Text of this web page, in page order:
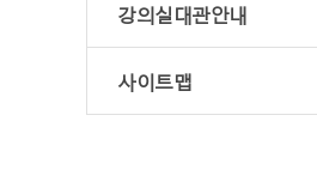
강의실대관안내
사이트맵